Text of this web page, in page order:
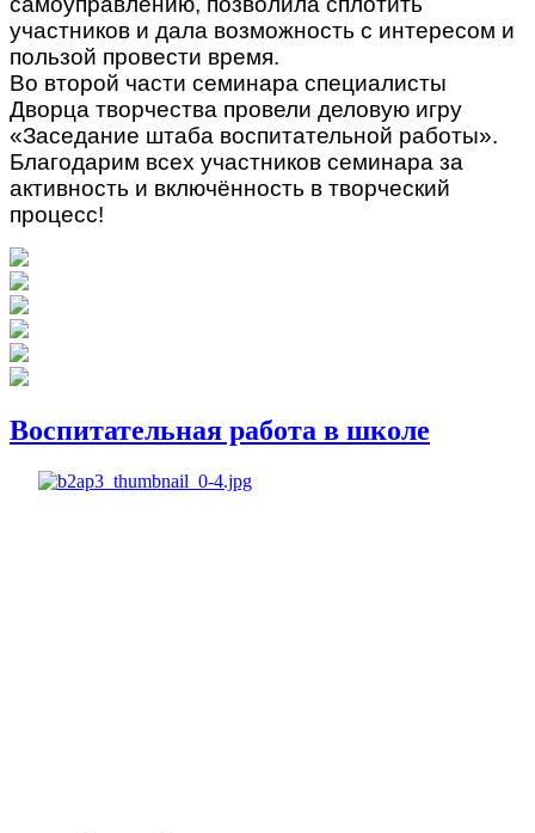
участников и дала возможность с интересом и
пользой провести время.
Во второй части семинара специалисты
Дворца творчества провели деловую игру
«Заседание штаба воспитательной работы».
Благодарим всех участников семинара за
активность и включённость в творческий
процесс!
Воспитательная работа в школе